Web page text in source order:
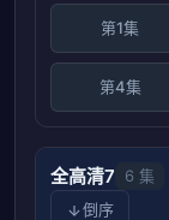
第1集
第4集
全高清7
6 集
倒序